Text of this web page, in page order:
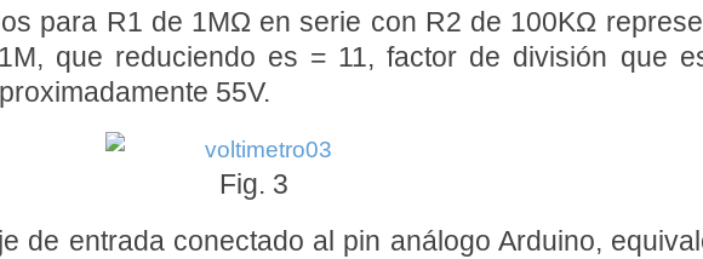
para R1 de 1MΩ en serie con R2 de 100KΩ
que reduciendo es = 11, factor de división que
55V.
Fig. 3
de entrada conectado al pin análogo Arduino,